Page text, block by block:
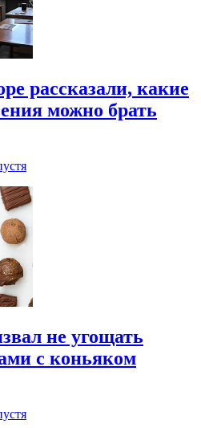
рассказали, какие
можно брать
не угощать
с коньяком